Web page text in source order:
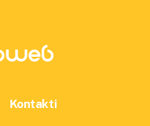
Kontakti